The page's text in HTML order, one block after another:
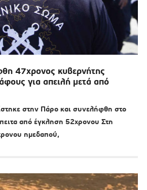
47χρονος κυβερνήτης
για απειλή μετά από
στην Πάρο και συνελήφθη στο
από έγκληση 52χρονου Στη
ημεδαπού,